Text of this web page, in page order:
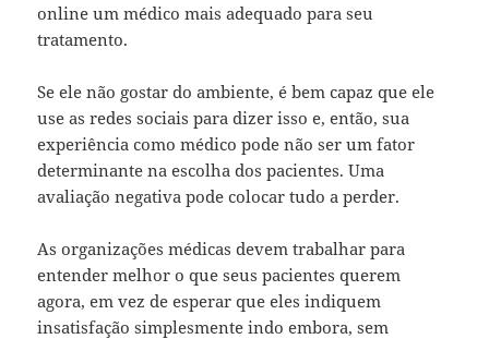
online um médico mais adequado para seu
tratamento.
Se ele não gostar do ambiente, é bem capaz que ele
use as redes sociais para dizer isso e, então, sua
experiência como médico pode não ser um fator
determinante na escolha dos pacientes. Uma
avaliação negativa pode colocar tudo a perder.
As organizações médicas devem trabalhar para
entender melhor o que seus pacientes querem
agora, em vez de esperar que eles indiquem
insatisfação simplesmente indo embora, sem